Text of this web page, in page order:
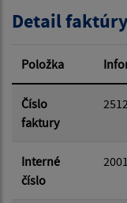
Dátum od:
Dátum do:
Detail faktúry
Položka
Číslo
faktury
Interné
číslo